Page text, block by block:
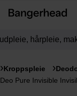
Kroppspleie
Deo Pure Invisible